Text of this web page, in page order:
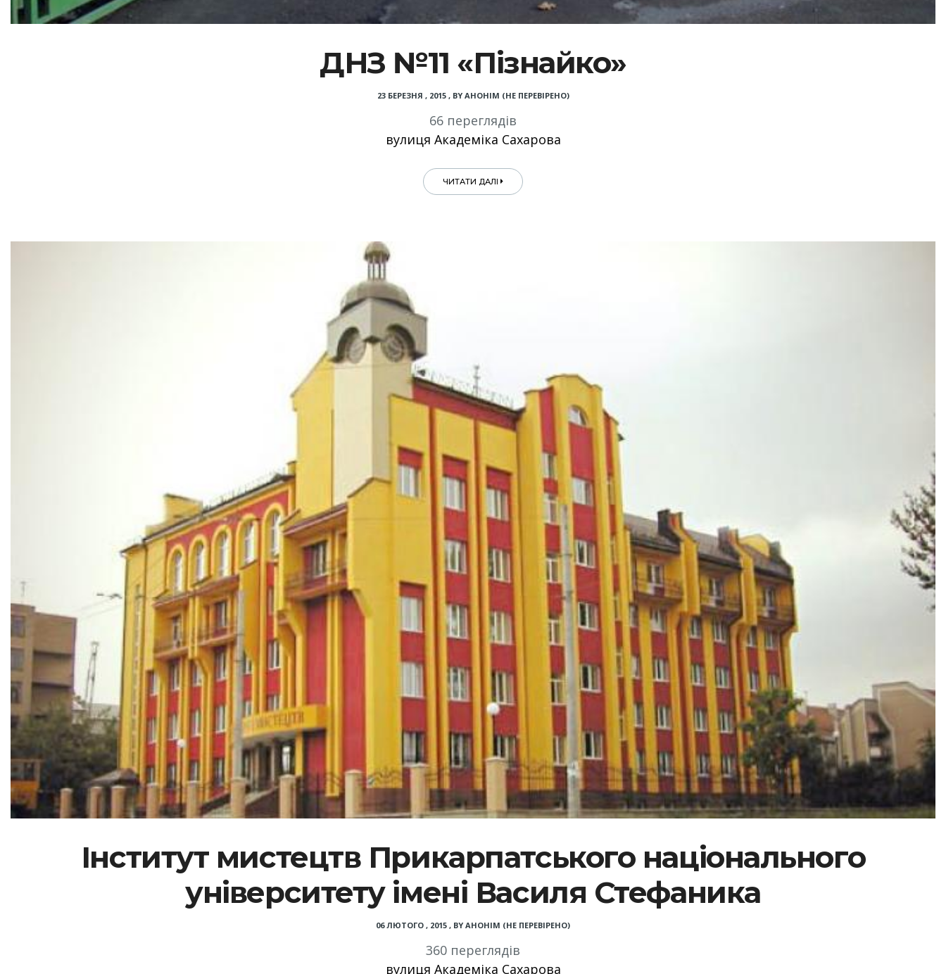
ДНЗ №11 «Пізнайко»
23 БЕРЕЗНЯ , 2015, BY АНОНІМ (НЕ ПЕРЕВІРЕНО)
66 переглядів
вулиця Академіка Сахарова
ЧИТАТИ ДАЛІ
Інститут мистецтв Прикарпатського національного
університету імені Василя Стефаника
06 ЛЮТОГО , 2015 , BY АНОНІМ (НЕ ПЕРЕВІРЕНО)
360 переглядів
вулиця Академіка Сахарова